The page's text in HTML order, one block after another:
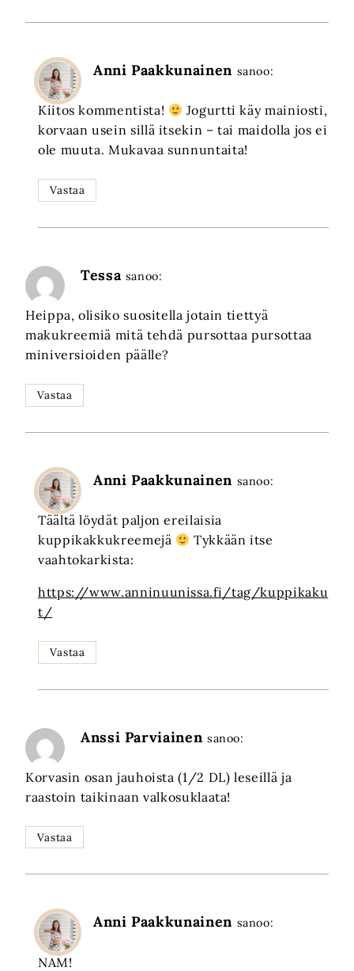
Anni Paakkunainen sanoo:
Kiitos kommentista!
Jogurtti käy mainiosti,
korvaan usein sillä itsekin – tai maidolla jos ei
ole muuta. Mukavaa sunnuntaita!
Vastaa
Tessa sanoo:
Heippa, olisiko suositella jotain tiettyä
makukreemiä mitä tehdä pursottaa pursottaa
miniversioiden päälle?
Vastaa
Anni Paakkunainen sanoo:
Täältä löydät paljon ereilaisia
kuppikakkukreemejä
Tykkään itse
vaahtokarkista:
https://www.anninuunissa.fi/tag/kuppikaku
t/
Vastaa
Anssi Parviainen sanoo:
Korvasin osan jauhoista (1/2 DL) leseillä ja
raastoin taikinaan valkosuklaata!
Vastaa
Anni Paakkunainen sanoo:
NAM!